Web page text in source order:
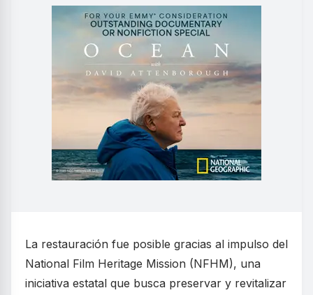
La restauración fue posible gracias al impulso del
National Film Heritage Mission (NFHM), una
iniciativa estatal que busca preservar y revitalizar